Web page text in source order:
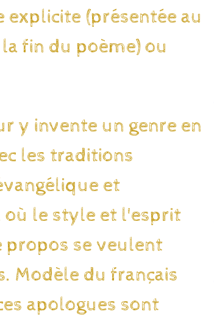
explicite (présentée au
fin du poème) ou
y invente un genre en
les traditions
et
où le style et l'esprit
propos se veulent
Modèle du français
apologues sont